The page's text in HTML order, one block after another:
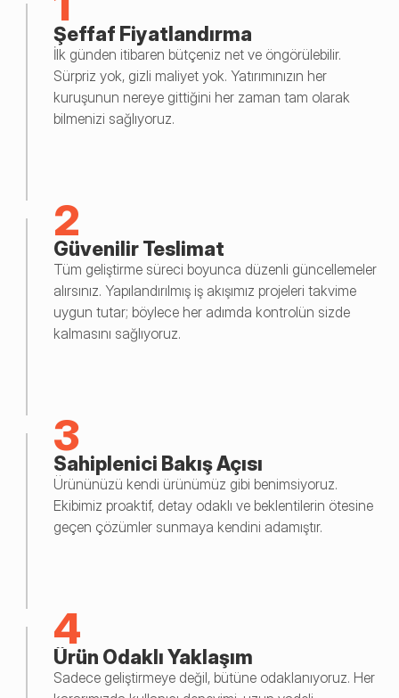
Şeffaf Fiyatlandırma
İlk günden itibaren bütçeniz net ve öngörülebilir.
Sürpriz yok, gizli maliyet yok. Yatırımınızın her
kuruşunun nereye gittiğini her zaman tam olarak
bilmenizi sağlıyoruz.
2
Güvenilir Teslimat
Tüm geliştirme süreci boyunca düzenli güncellemeler
alırsınız. Yapılandırılmış iş akışımız projeleri takvime
uygun tutar; böylece her adımda kontrolün sizde
kalmasını sağlıyoruz.
3
Sahiplenici Bakış Açısı
Ürününüzü kendi ürünümüz gibi benimsiyoruz.
Ekibimiz proaktif, detay odaklı ve beklentilerin ötesine
geçen çözümler sunmaya kendini adamıştır.
4
Ürün Odaklı Yaklaşım
Sadece geliştirmeye değil, bütüne odaklanıyoruz. Her